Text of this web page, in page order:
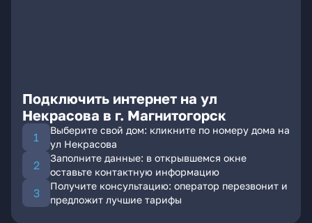
Подключить интернет на ул
Некрасова в г. Магнитогорск
Выберите свой дом: кликните по номеру дома на
ул Некрасова
Заполните данные: в открывшемся окне
оставьте контактную информацию
Получите консультацию: оператор перезвонит и
предложит лучшие тарифы